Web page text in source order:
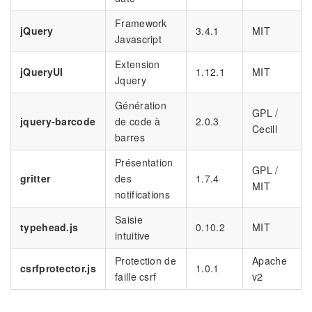
jQuery
Framework
Javascript
3.4.1 MIT
jQueryUI
Extension
Jquery
1.12.1 MIT
jquery-barcode
Génération
de code à
barres
2.0.3
GPL /
Cecill
gritter
Présentation
des
notifications
1.7.4
GPL /
MIT
typehead.js
Saisie
intuitive
0.10.2 MIT
csrfprotector.js
Protection de
faille csrf
1.0.1
Apache
v2